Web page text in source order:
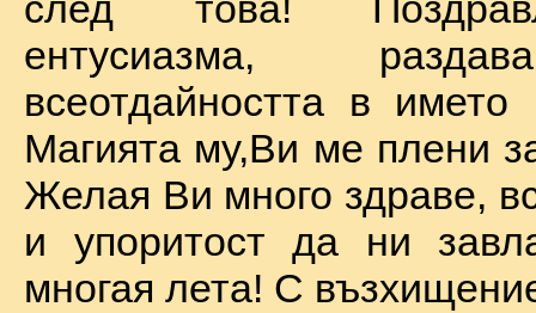
ентусиазма,
всеотдайността в името
Магията му,Ви ме плени
Желая Ви много здраве,
и упоритост да ни
многая лета! С